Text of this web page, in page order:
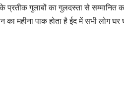
प्रतीक गुलाबों का गुलदस्ता से
का महीना पाक होता है ईद में सभी लोग